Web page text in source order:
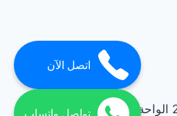
اتصل الآن
تواصل واتساب